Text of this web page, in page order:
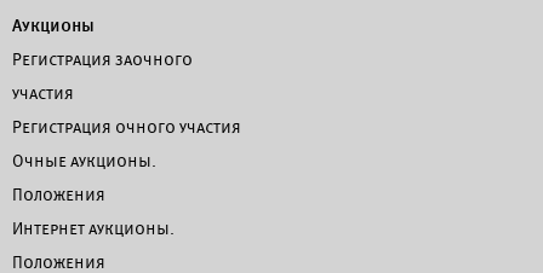
Аукционы
Регистрация заочного
участия
Регистрация очного участия
Очные аукционы.
Положения
Интернет аукционы.
Положения